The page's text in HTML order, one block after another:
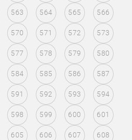
563 564 565 566
570 571 572 573
577 578 579 580
584 585 586 587
591 592 593 594
598 599 600 601
605 606 607 608